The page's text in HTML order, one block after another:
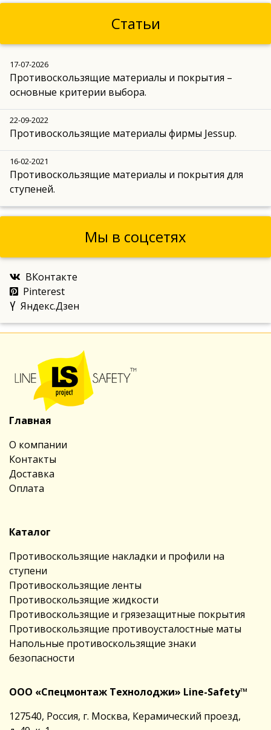
Статьи
17-07-2026
Противоскользящие материалы и покрытия –
основные критерии выбора.
22-09-2022
Противоскользящие материалы фирмы Jessup.
16-02-2021
Противоскользящие материалы и покрытия для
ступеней.
Мы в соцсетях
ВКонтакте
Pinterest
Яндекс.Дзен
Главная
О компании
Контакты
Доставка
Оплата
Каталог
Противоскользящие накладки и профили на
ступени
Противоскользящие ленты
Противоскользящие жидкости
Противоскользящие и грязезащитные покрытия
Противоскользящие противоусталостные маты
Напольные противоскользящие знаки
безопасности
ООО «Спецмонтаж Технолоджи» Line-Safety™
127540, Россия, г. Москва, Керамический проезд,